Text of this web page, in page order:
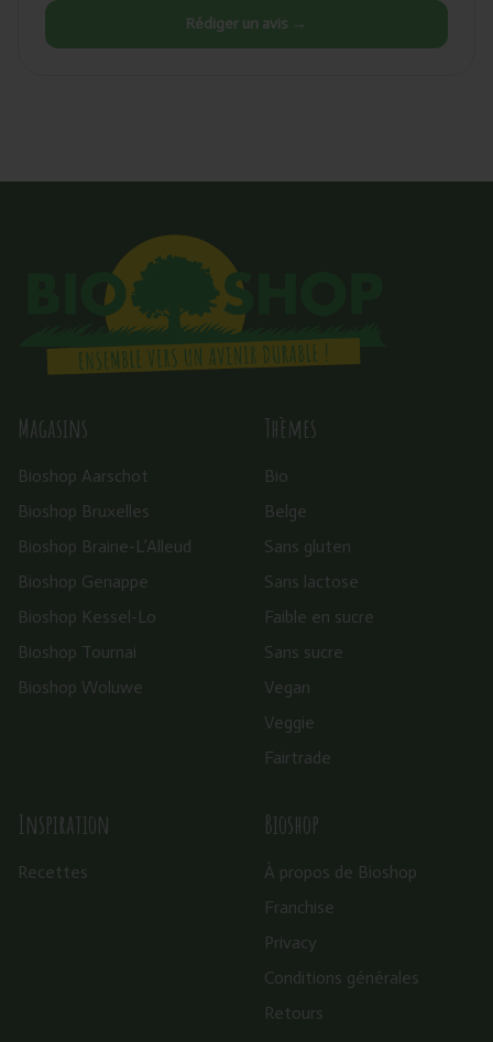
Rédiger un avis →
Magasins
Bioshop Aarschot
Bioshop Bruxelles
Bioshop Braine-L’Alleud
Bioshop Genappe
Bioshop Kessel-Lo
Bioshop Tournai
Bioshop Woluwe
Thèmes
Bio
Belge
Sans gluten
Sans lactose
Faible en sucre
Sans sucre
Vegan
Veggie
Fairtrade
Inspiration
Recettes
Bioshop
À propos de Bioshop
Franchise
Privacy
Conditions générales
Retours